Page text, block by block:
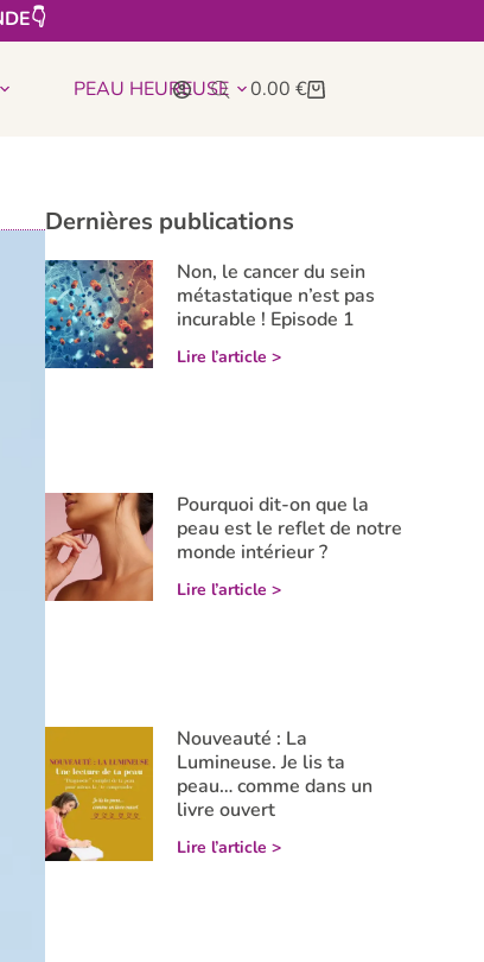
PEAU HEUREUSE 0.00 €
Dernières publications
Non, le cancer du sein
métastatique n’est pas
incurable ! Episode 1
Lire l’article >
Pourquoi dit-on que la
peau est le reflet de notre
monde intérieur ?
Lire l’article >
Nouveauté : La
Lumineuse. Je lis ta
peau… comme dans un
livre ouvert
Lire l’article >